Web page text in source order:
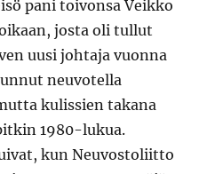
pani toivonsa Veikko
josta oli tullut
uusi johtaja vuonna
neuvotella
kulissien takana
1980-lukua.
kun Neuvostoliitto